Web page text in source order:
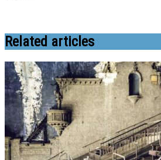
Related articles